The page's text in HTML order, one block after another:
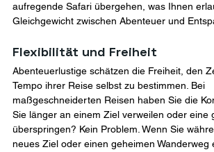
aufregende Safari übergehen, was Ihnen
Gleichgewicht zwischen Abenteuer und
Flexibilität und Freiheit
Abenteuerlustige schätzen die Freiheit, den
Tempo ihrer Reise selbst zu bestimmen. Bei
maßgeschneiderten Reisen haben Sie die
Sie länger an einem Ziel verweilen oder eine
überspringen? Kein Problem. Wenn Sie
neues Ziel oder einen geheimen Wanderweg